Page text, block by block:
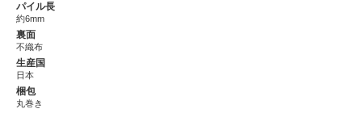
パイル長
約6mm
裏面
不織布
生産国
日本
梱包
丸巻き